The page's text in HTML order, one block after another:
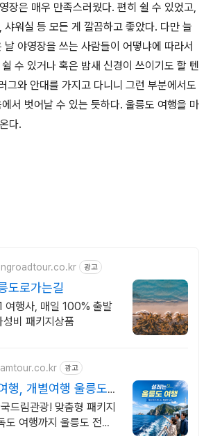
장은 매우 만족스러웠다. 편히 쉴 수 있었고,
샤워실 등 모든 게 깔끔하고 좋았다. 다만 늘
날 야영장을 쓰는 사람들이 어떻냐에 따라서
수 있거나 혹은 밤새 신경이 쓰이기도 할 텐
그와 안대를 가지고 다니니 그런 부분에서도
서 벗어날 수 있는 듯하다. 울릉도 여행을 마
다.
광고
도로가는길
여행사, 매일 100% 출발
비 패키지상품
광고
행, 개별여행 울릉도
드림관광! 맞춤형 패키지
도 여행까지 울릉도 전문